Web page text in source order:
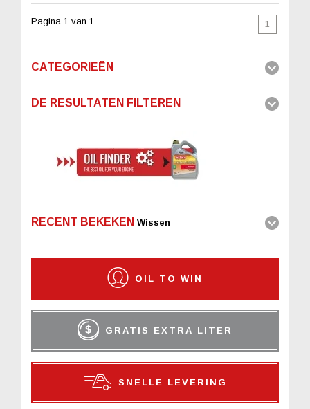
Pagina 1 van 1 1
CATEGORIEËN
DE RESULTATEN FILTEREN
RECENT BEKEKEN Wissen
OIL TO WIN
GRATIS EXTRA LITER
SNELLE LEVERING